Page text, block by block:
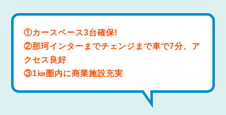
①カースペース3台確保!
②那珂インターまでチェンジまで車で7分、ア
クセス良好
③1㎞圏内に商業施設充実